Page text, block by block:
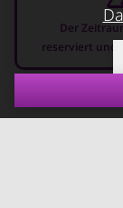
Der
reserviert und
RUND